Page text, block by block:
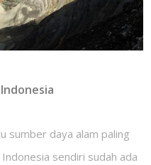
sumber daya alam paling
sendiri sudah ada